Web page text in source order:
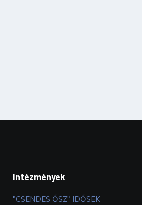
Intézmények
"CSENDES ŐSZ" IDŐSEK